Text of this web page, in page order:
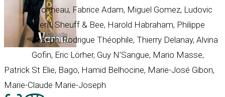
Pironneau, Fabrice Adam, Miguel Gomez, Ludovic
Merill, Sheuff & Bee, Harold Habraham, Philippe
Joseph, Rodrigue Théophile, Thierry Delanay, Alvina
Gofin, Eric Lörher, Guy N’Sangue, Mario Masse,
Patrick St Elie, Bago, Hamid Belhocine, Marie-José Gibon,
Marie-Claude Marie-Joseph